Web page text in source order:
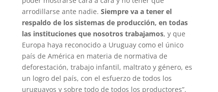
arrodillarse ante nadie. Siempre va a tener el
respaldo de los sistemas de producción, en todas
las instituciones que nosotros trabajamos, y que
Europa haya reconocido a Uruguay como el único
país de América en materia de normativa de
deforestación, trabajo infantil, maltrato y género, es
un logro del país, con el esfuerzo de todos los
uruguayos y sobre todo de todos los productores”.